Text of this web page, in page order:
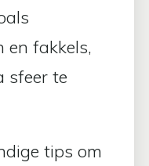
en fakkels,
sfeer te
tips om